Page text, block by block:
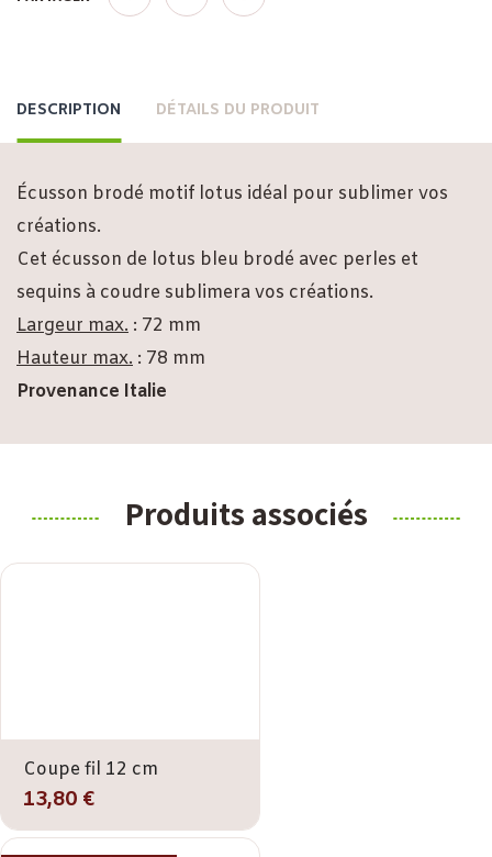
DESCRIPTION DÉTAILS DU PRODUIT
Écusson brodé motif lotus idéal pour sublimer vos
créations.
Cet écusson de lotus bleu brodé avec perles et
sequins à coudre sublimera vos créations.
Largeur max. : 72 mm
Hauteur max. : 78 mm
Provenance Italie
Produits associés
Coupe fil 12 cm
13,80 €